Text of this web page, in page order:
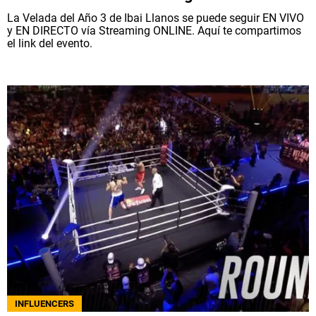
La Velada del Año 3 de Ibai Llanos se puede seguir EN VIVO
y EN DIRECTO vía Streaming ONLINE. Aquí te compartimos
el link del evento.
INFLUENCERS